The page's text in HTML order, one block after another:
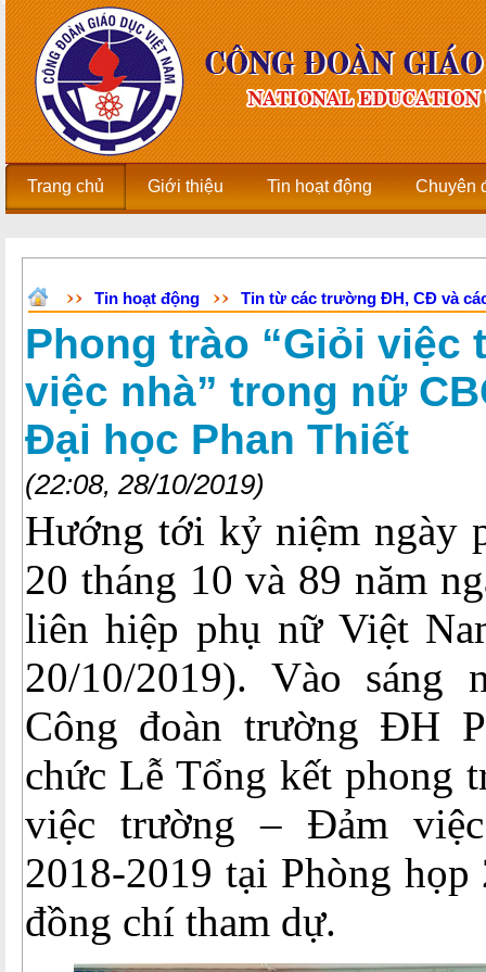
Trang chủ Giới thiệu Tin hoạt động Chuyên
Tin hoạt động Tin từ các trường ĐH, CĐ và
Phong trào “Giỏi
việc nhà” trong nữ
Đại học Phan Thiết
(22:08, 28/10/2019)
Hướng tới kỷ niệm ngày
20 tháng 10 và 89 năm
liên hiệp phụ nữ Việt
20/10/2019). Vào sáng
Công đoàn trường ĐH
chức Lễ Tổng kết phong
việc trường – Đảm
2018-2019 tại Phòng
đồng chí tham dự.